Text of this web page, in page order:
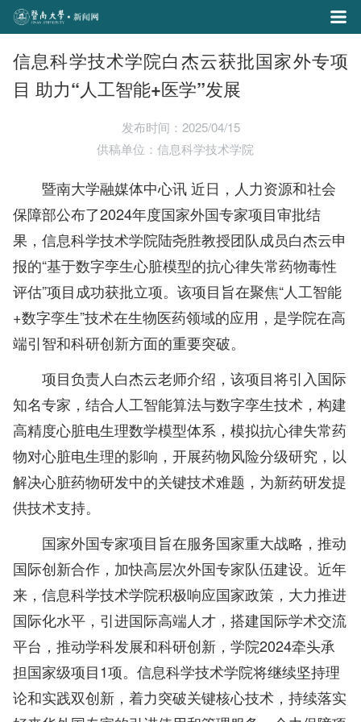
信息科学技术学院白杰云获批国家外专项
目 助力“人工智能+医学”发展
发布时间：2025/04/15
供稿单位：信息科学技术学院
暨南大学融媒体中心讯 近日，人力资源和社会
保障部公布了2024年度国家外国专家项目审批结
果，信息科学技术学院陆尧胜教授团队成员白杰云申
报的“基于数字孪生心脏模型的抗心律失常药物毒性
评估”项目成功获批立项。该项目旨在聚焦“人工智能
+数字孪生”技术在生物医药领域的应用，是学院在高
端引智和科研创新方面的重要突破。
项目负责人白杰云老师介绍，该项目将引入国际
知名专家，结合人工智能算法与数字孪生技术，构建
高精度心脏电生理数学模型体系，模拟抗心律失常药
物对心脏电生理的影响，开展药物风险分级研究，以
解决心脏药物研发中的关键技术难题，为新药研发提
供技术支持。
国家外国专家项目旨在服务国家重大战略，推动
国际创新合作，加快高层次外国专家队伍建设。近年
来，信息科学技术学院积极响应国家政策，大力推进
国际化水平，引进国际高端人才，搭建国际学术交流
平台，推动学科发展和科研创新，学院2024牵头承
担国家级项目1项。信息科学技术学院将继续坚持理
论和实践双创新，着力突破关键核心技术，持续落实